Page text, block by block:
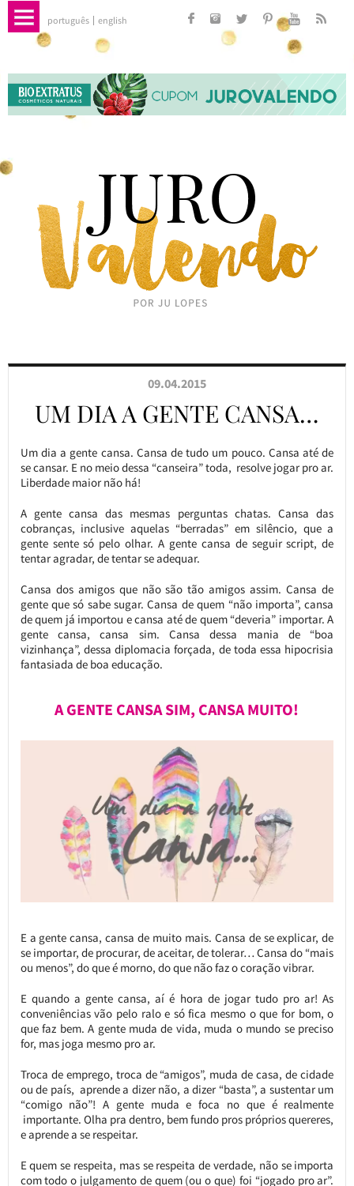
português english
09.04.2015
UM DIA A GENTE CANSA…
Um dia a gente cansa. Cansa de tudo um pouco. Cansa até de
se cansar. E no meio dessa “canseira” toda, resolve jogar pro ar.
Liberdade maior não há!
A gente cansa das mesmas perguntas chatas. Cansa das
cobranças, inclusive aquelas “berradas” em silêncio, que a
gente sente só pelo olhar. A gente cansa de seguir script, de
tentar agradar, de tentar se adequar.
Cansa dos amigos que não são tão amigos assim. Cansa de
gente que só sabe sugar. Cansa de quem “não importa”, cansa
de quem já importou e cansa até de quem “deveria” importar. A
gente cansa, cansa sim. Cansa dessa mania de “boa
vizinhança”, dessa diplomacia forçada, de toda essa hipocrisia
fantasiada de boa educação.
A GENTE CANSA SIM, CANSA MUITO!
E a gente cansa, cansa de muito mais. Cansa de se explicar, de
se importar, de procurar, de aceitar, de tolerar… Cansa do “mais
ou menos”, do que é morno, do que não faz o coração vibrar.
E quando a gente cansa, aí é hora de jogar tudo pro ar! As
conveniências vão pelo ralo e só fica mesmo o que for bom, o
que faz bem. A gente muda de vida, muda o mundo se preciso
for, mas joga mesmo pro ar.
Troca de emprego, troca de “amigos”, muda de casa, de cidade
ou de país, aprende a dizer não, a dizer “basta”, a sustentar um
“comigo não”! A gente muda e foca no que é realmente
importante. Olha pra dentro, bem fundo pros próprios quereres,
e aprende a se respeitar.
E quem se respeita, mas se respeita de verdade, não se importa
com todo o julgamento de quem (ou o que) foi “jogado pro ar”.